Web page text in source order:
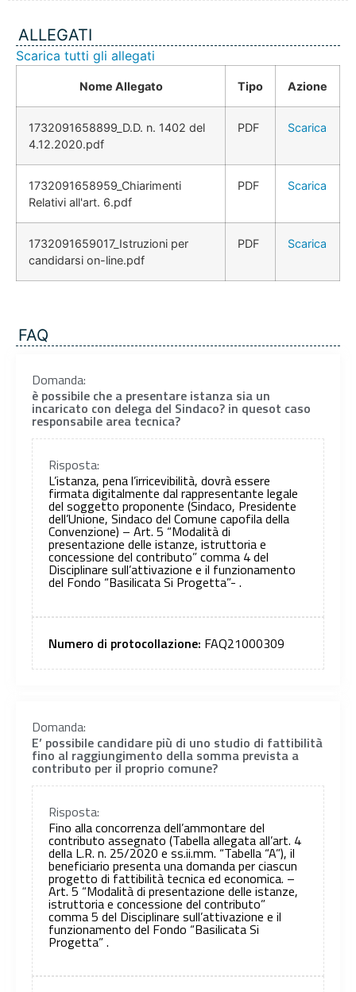
ALLEGATI
Scarica tutti gli allegati
Nome Allegato Tipo Azione
1732091658899_D.D. n. 1402 del
4.12.2020.pdf
PDF Scarica
1732091658959_Chiarimenti
Relativi all'art. 6.pdf
PDF Scarica
1732091659017_Istruzioni per
candidarsi on-line.pdf
PDF Scarica
FAQ
Domanda:
è possibile che a presentare istanza sia un
incaricato con delega del Sindaco? in quesot caso
responsabile area tecnica?
Risposta:
L’istanza, pena l’irricevibilità, dovrà essere
firmata digitalmente dal rappresentante legale
del soggetto proponente (Sindaco, Presidente
dell’Unione, Sindaco del Comune capofila della
Convenzione) – Art. 5 “Modalità di
presentazione delle istanze, istruttoria e
concessione del contributo” comma 4 del
Disciplinare sull’attivazione e il funzionamento
del Fondo “Basilicata Si Progetta”- .
Numero di protocollazione: FAQ21000309
Domanda:
E’ possibile candidare più di uno studio di fattibilità
fino al raggiungimento della somma prevista a
contributo per il proprio comune?
Risposta:
Fino alla concorrenza dell’ammontare del
contributo assegnato (Tabella allegata all’art. 4
della L.R. n. 25/2020 e ss.ii.mm. “Tabella “A”), il
beneficiario presenta una domanda per ciascun
progetto di fattibilità tecnica ed economica. –
Art. 5 “Modalità di presentazione delle istanze,
istruttoria e concessione del contributo”
comma 5 del Disciplinare sull’attivazione e il
funzionamento del Fondo “Basilicata Si
Progetta” .